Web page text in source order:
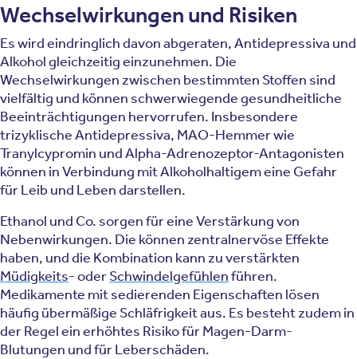
Wechselwirkungen und Risiken
Es wird eindringlich davon abgeraten, Antidepressiva und
Alkohol gleichzeitig einzunehmen. Die
Wechselwirkungen zwischen bestimmten Stoffen sind
vielfältig und können schwerwiegende gesundheitliche
Beeinträchtigungen hervorrufen. Insbesondere
trizyklische Antidepressiva, MAO-Hemmer wie
Tranylcypromin und Alpha-Adrenozeptor-Antagonisten
können in Verbindung mit Alkoholhaltigem eine Gefahr
für Leib und Leben darstellen.
Ethanol und Co. sorgen für eine Verstärkung von
Nebenwirkungen. Die können zentralnervöse Effekte
haben, und die Kombination kann zu verstärkten
Müdigkeits- oderSchwindelgefühlenführen.
Medikamente mit sedierenden Eigenschaften lösen
häufig übermäßige Schläfrigkeit aus. Es besteht zudem in
der Regel ein erhöhtes Risiko für Magen-Darm-
Blutungen und für Leberschäden.